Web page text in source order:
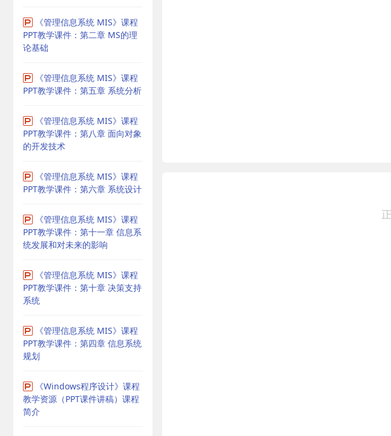
《管理信息系统 MIS》课程
PPT教学课件：第二章 MS的理
论基础
《管理信息系统 MIS》课程
PPT教学课件：第五章 系统分析
《管理信息系统 MIS》课程
PPT教学课件：第八章 面向对象
的开发技术
《管理信息系统 MIS》课程
PPT教学课件：第六章 系统设计
《管理信息系统 MIS》课程
PPT教学课件：第十一章 信息系
统发展和对未来的影响
《管理信息系统 MIS》课程
PPT教学课件：第十章 决策支持
系统
《管理信息系统 MIS》课程
PPT教学课件：第四章 信息系统
规划
《Windows程序设计》课程
教学资源（PPT课件讲稿）课程
简介